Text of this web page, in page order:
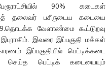
90% கடைகள்
தலைவர் பசீருடைய கடையை
வேளாண்மை கூட்டுறவு
இவரை இப்பகுதி மக்கள்
இப்பகுதியில் பெட்டிக்கடை
செய்த பெட்டிக் கடையையும்